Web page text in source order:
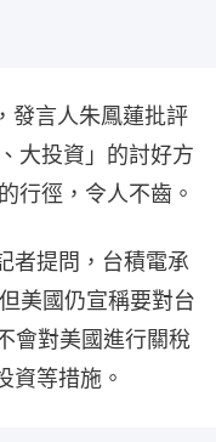
發言人朱鳳蓮批評
大投資」的討好方
行徑，令人不齒。
者提問，台積電承
美國仍宣稱要對台
會對美國進行關稅
資等措施。